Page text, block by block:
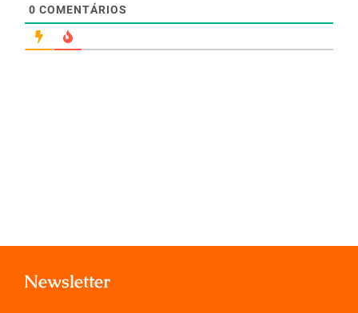
0 COMENTÁRIOS
Newsletter